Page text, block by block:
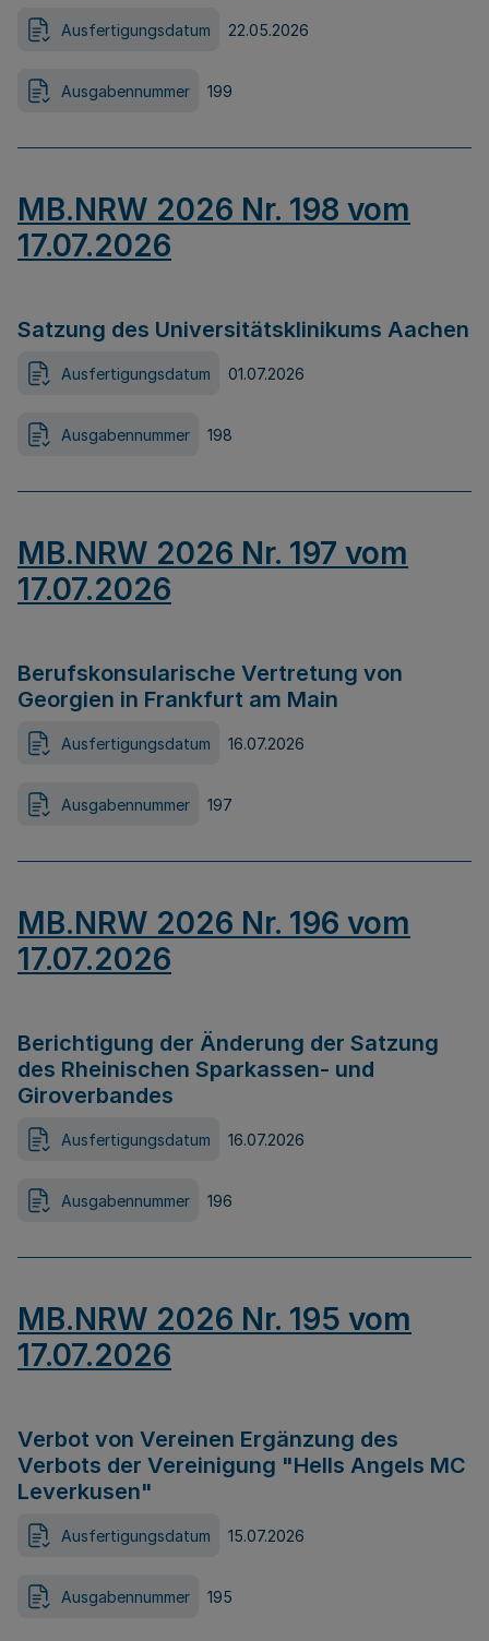
Ausfertigungsdatum 22.05.2026
Ausgabennummer 199
MB.NRW 2026 Nr. 198 vom
17.07.2026
Satzung des Universitätsklinikums Aachen
Ausfertigungsdatum 01.07.2026
Ausgabennummer 198
MB.NRW 2026 Nr. 197 vom
17.07.2026
Berufskonsularische Vertretung von
Georgien in Frankfurt am Main
Ausfertigungsdatum 16.07.2026
Ausgabennummer 197
MB.NRW 2026 Nr. 196 vom
17.07.2026
Berichtigung der Änderung der Satzung
des Rheinischen Sparkassen- und
Giroverbandes
Ausfertigungsdatum 16.07.2026
Ausgabennummer 196
MB.NRW 2026 Nr. 195 vom
17.07.2026
Verbot von Vereinen Ergänzung des
Verbots der Vereinigung "Hells Angels MC
Leverkusen"
Ausfertigungsdatum 15.07.2026
Ausgabennummer 195